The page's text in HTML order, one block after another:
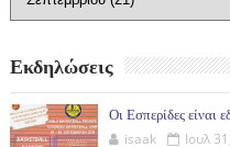
Εκδηλώσεις
Οι Εσπερίδες είναι
isaak Ιουλ